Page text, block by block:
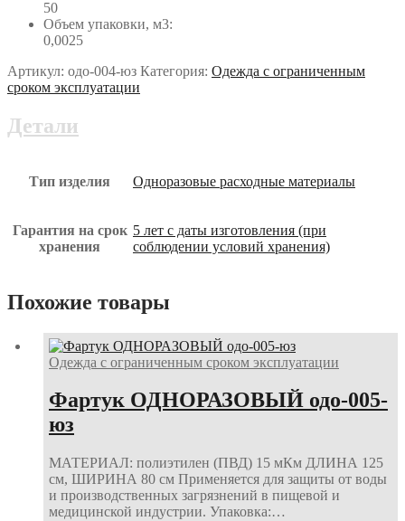
50
Объем упаковки, м3:
0,0025
Артикул: одо-004-юз Категория: Одежда с ограниченным
сроком эксплуатации
Детали
Тип изделия Одноразовые расходные материалы
Гарантия на срок
хранения
5 лет с даты изготовления (при
соблюдении условий хранения)
Похожие товары
Одежда с ограниченным сроком эксплуатации
Фартук ОДНОРАЗОВЫЙ одо-005-
юз
МАТЕРИАЛ: полиэтилен (ПВД) 15 мКм ДЛИНА 125
см, ШИРИНА 80 см Применяется для защиты от воды
и производственных загрязнений в пищевой и
медицинской индустрии. Упаковка:…